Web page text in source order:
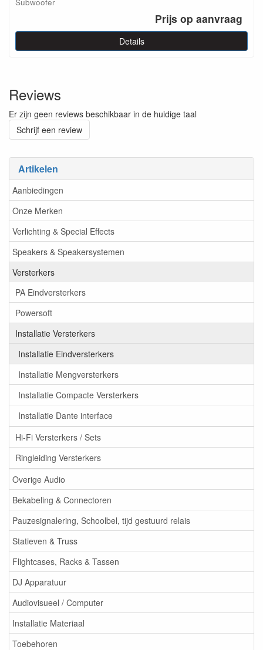
Artikelen
Aanbiedingen
Onze Merken
Verlichting & Special Effects
Speakers & Speakersystemen
Versterkers
PA Eindversterkers
Powersoft
Installatie Versterkers
Installatie Eindversterkers
Installatie Mengversterkers
Installatie Compacte Versterkers
Installatie Dante interface
Hi-Fi Versterkers / Sets
Ringleiding Versterkers
Overige Audio
Bekabeling & Connectoren
Pauzesignalering, Schoolbel, tijd gestuurd relais
Statieven & Truss
Flightcases, Racks & Tassen
DJ Apparatuur
Audiovisueel / Computer
Installatie Materiaal
Toebehoren
Prijs op aanvraag
Details
Reviews
Er zijn geen reviews beschikbaar in de huidige taal
Schrijf een review